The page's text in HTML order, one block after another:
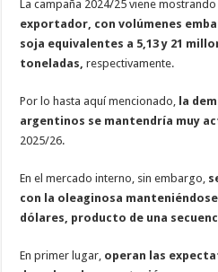
La campaña 2024/25 viene mostrando
exportador, con volúmenes
soja equivalentes a 5,13 y 21
toneladas,respectivamente.
Por lo hasta aquí mencionado,
la
argentinos se mantendría muy
2025/26.
En el mercado interno, sin embargo,
con la oleaginosa
dólares, producto de una
En primer lugar, operan las